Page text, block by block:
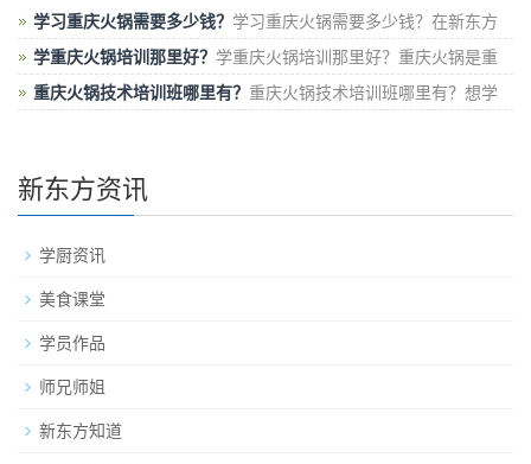
学习重庆火锅需要多少钱？ 学习重庆火锅需要多少钱？在新东方
烹饪学校学重庆火锅学费在几千元
学重庆火锅培训那里好？ 学重庆火锅培训那里好？重庆火锅是重
庆的一大特色，大街小巷随处可见
重庆火锅技术培训班哪里有？ 重庆火锅技术培训班哪里有？想学
新东方资讯
学厨资讯
美食课堂
学员作品
师兄师姐
新东方知道